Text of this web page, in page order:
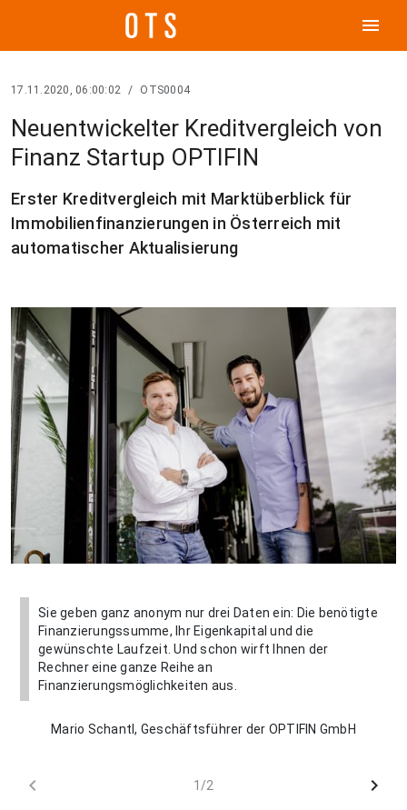
menu
17.11.2020, 06:00:02 / OTS0004
Neuentwickelter Kreditvergleich von
Finanz Startup OPTIFIN
Erster Kreditvergleich mit Marktüberblick für
Immobilienfinanzierungen in Österreich mit
automatischer Aktualisierung
Sie geben ganz anonym nur drei Daten ein: Die benötigte
Finanzierungssumme, Ihr Eigenkapital und die
gewünschte Laufzeit. Und schon wirft Ihnen der
Rechner eine ganze Reihe an
Finanzierungsmöglichkeiten aus.
Mario Schantl, Geschäftsführer der OPTIFIN GmbH
chevron_left 1/2 chevron_right